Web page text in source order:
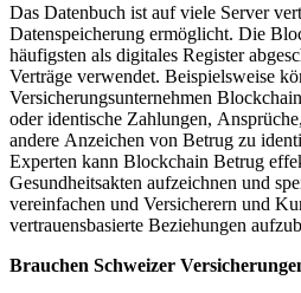
Das Datenbuch ist auf viele Server
Datenspeicherung ermöglicht. Die
häufigsten als digitales Register
Verträge verwendet. Beispielsweise
Versicherungsunternehmen
oder identische Zahlungen,
andere Anzeichen von Betrug zu
Experten kann Blockchain Betrug
Gesundheitsakten aufzeichnen und
vereinfachen und Versicherern und
vertrauensbasierte Beziehungen
Brauchen Schweizer